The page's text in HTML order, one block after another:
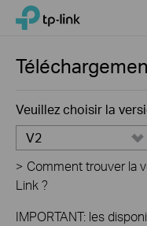
Click
the
navigation
TP-Link, Reliably Smart
Veuillez choisir la
V2
> Comment trouver la
Link ?
IMPORTANT: les